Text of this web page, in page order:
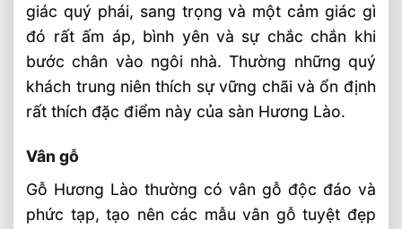
giác quý phái, sang trọng và một cảm giác gì
đó rất ấm áp, bình yên và sự chắc chắn khi
bước chân vào ngôi nhà. Thường những quý
khách trung niên thích sự vững chãi và ổn định
rất thích đặc điểm này của sàn Hương Lào.
Vân gỗ
Gỗ Hương Lào thường có vân gỗ độc đáo và
phức tạp, tạo nên các mẫu vân gỗ tuyệt đẹp